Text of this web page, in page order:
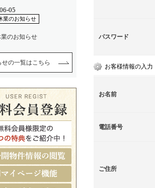
パスワード
お客様情報の入力
お名前
電話番号
ご住所
せの一覧はこちら